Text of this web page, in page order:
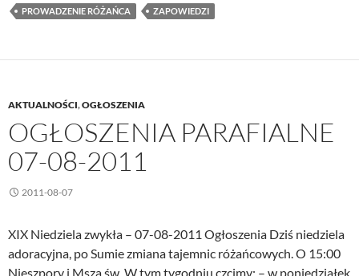
PROWADZENIE RÓŻAŃCA
ZAPOWIEDZI
AKTUALNOŚCI,OGŁOSZENIA
OGŁOSZENIA PARAFIALNE
07-08-2011
2011-08-07
XIX Niedziela zwykła – 07-08-2011 Ogłoszenia Dziś niedziela
adoracyjna, po Sumie zmiana tajemnic różańcowych. O 15:00
Nieszpory i Msza św. W tym tygodniu czcimy: – w poniedziałek